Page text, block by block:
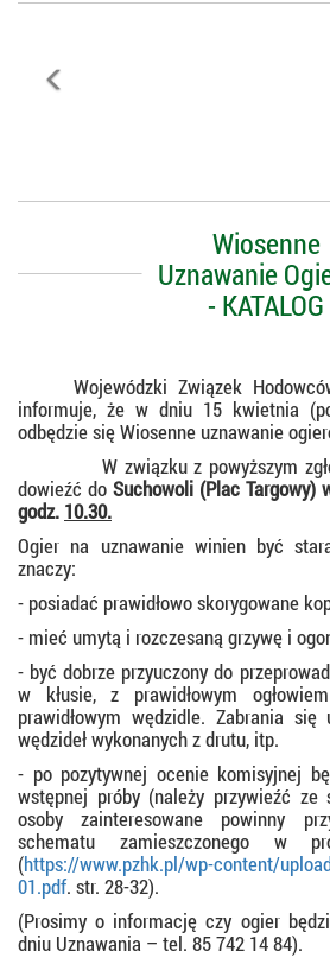
Wiosenne
Uznawanie
- KATALOG
Wojewódzki Związek
informuje, że w dniu 15 kwietnia
odbędzie się Wiosenne uznawanie
W związku z powyższym
dowieźć do Suchowoli (Plac Targowy)
godz. 10.30.
Ogier na uznawanie winien być
znaczy:
- posiadać prawidłowo skorygowane
- mieć umytą i rozczesaną grzywę i
- być dobrze przyuczony do
w kłusie, z prawidłowym
prawidłowym wędzidle. Zabrania się
wędzideł wykonanych z drutu, itp.
- po pozytywnej ocenie komisyjnej
wstępnej próby (należy przywieźć ze
osoby zainteresowane powinny
schematu zamieszczonego w
(https://www.pzhk.pl/wp-content/
01.pdf. str. 28-32).
(Prosimy o informację czy ogier
dniu Uznawania – tel. 85 742 14 84).